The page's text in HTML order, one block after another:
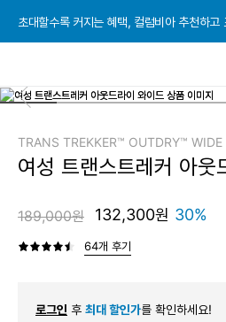
초대할수록 커지는 혜택, 컬럼비아 추천하고
초대할수록 커지는 혜택, 컬럼비아 추천하고
초대할수록 커지는 혜택, 컬럼비아 추천하고
TRANS TREKKER™ OUTDRY™ WIDE
여성 트랜스트레커 아웃
189,000원 132,300원 30%
64개 후기
로그인 후 최대 할인가를 확인하세요!